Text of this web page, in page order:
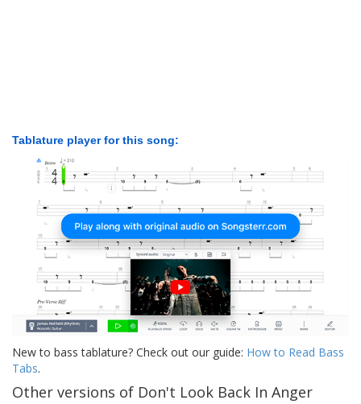
Tablature player for this song:
New to bass tablature? Check out our guide: How to Read Bass
Tabs.
Other versions of Don't Look Back In Anger